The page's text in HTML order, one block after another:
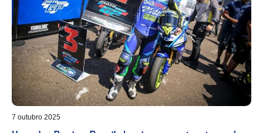
7 outubro 2025